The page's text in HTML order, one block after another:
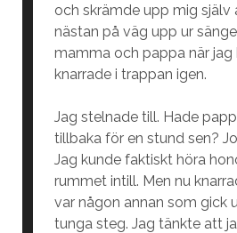
och skrämde upp mig själv
nästan på väg upp ur
mamma och pappa när
knarrade i trappan igen.
Jag stelnade till. Hade
tillbaka för en stund sen?
Jag kunde faktiskt höra
rummet intill. Men nu
var någon annan som gick
tunga steg. Jag tänkte att